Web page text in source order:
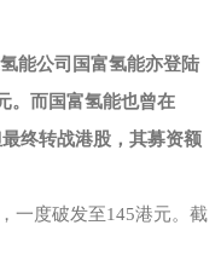
能公司国富氢能亦登陆
。而国富氢能也曾在
终转战港股，其募资额
一度破发至145港元。截